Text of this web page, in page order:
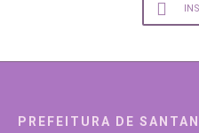
PREFEITURA DE